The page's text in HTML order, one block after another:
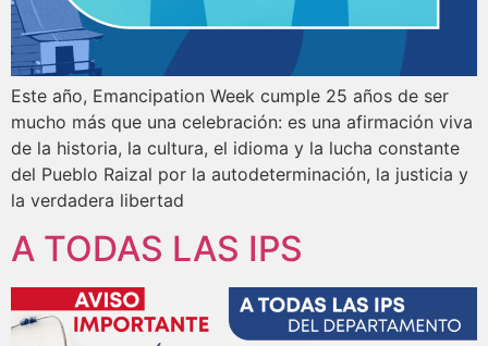
Este año, Emancipation Week cumple 25 años de ser
mucho más que una celebración: es una afirmación viva
de la historia, la cultura, el idioma y la lucha constante
del Pueblo Raizal por la autodeterminación, la justicia y
la verdadera libertad
A TODAS LAS IPS